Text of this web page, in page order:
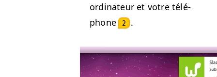
ordi­na­teur et votre télé­
phone
2 .